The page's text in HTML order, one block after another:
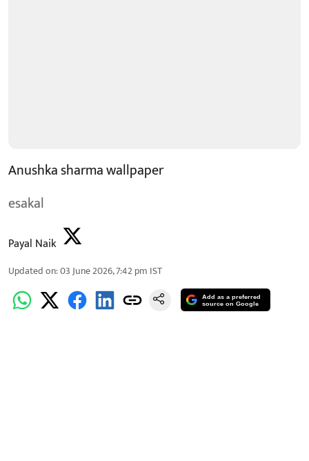
Anushka sharma wallpaper
esakal
Payal Naik
Updated on:03 June 2026, 7:42 pm IST
Add as a preferred
source on Google